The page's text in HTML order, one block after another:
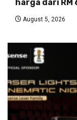
harga dari RM
August 5, 2026